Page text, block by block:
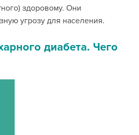
здоровому. Они
угрозу для населения.
диабета. Чего